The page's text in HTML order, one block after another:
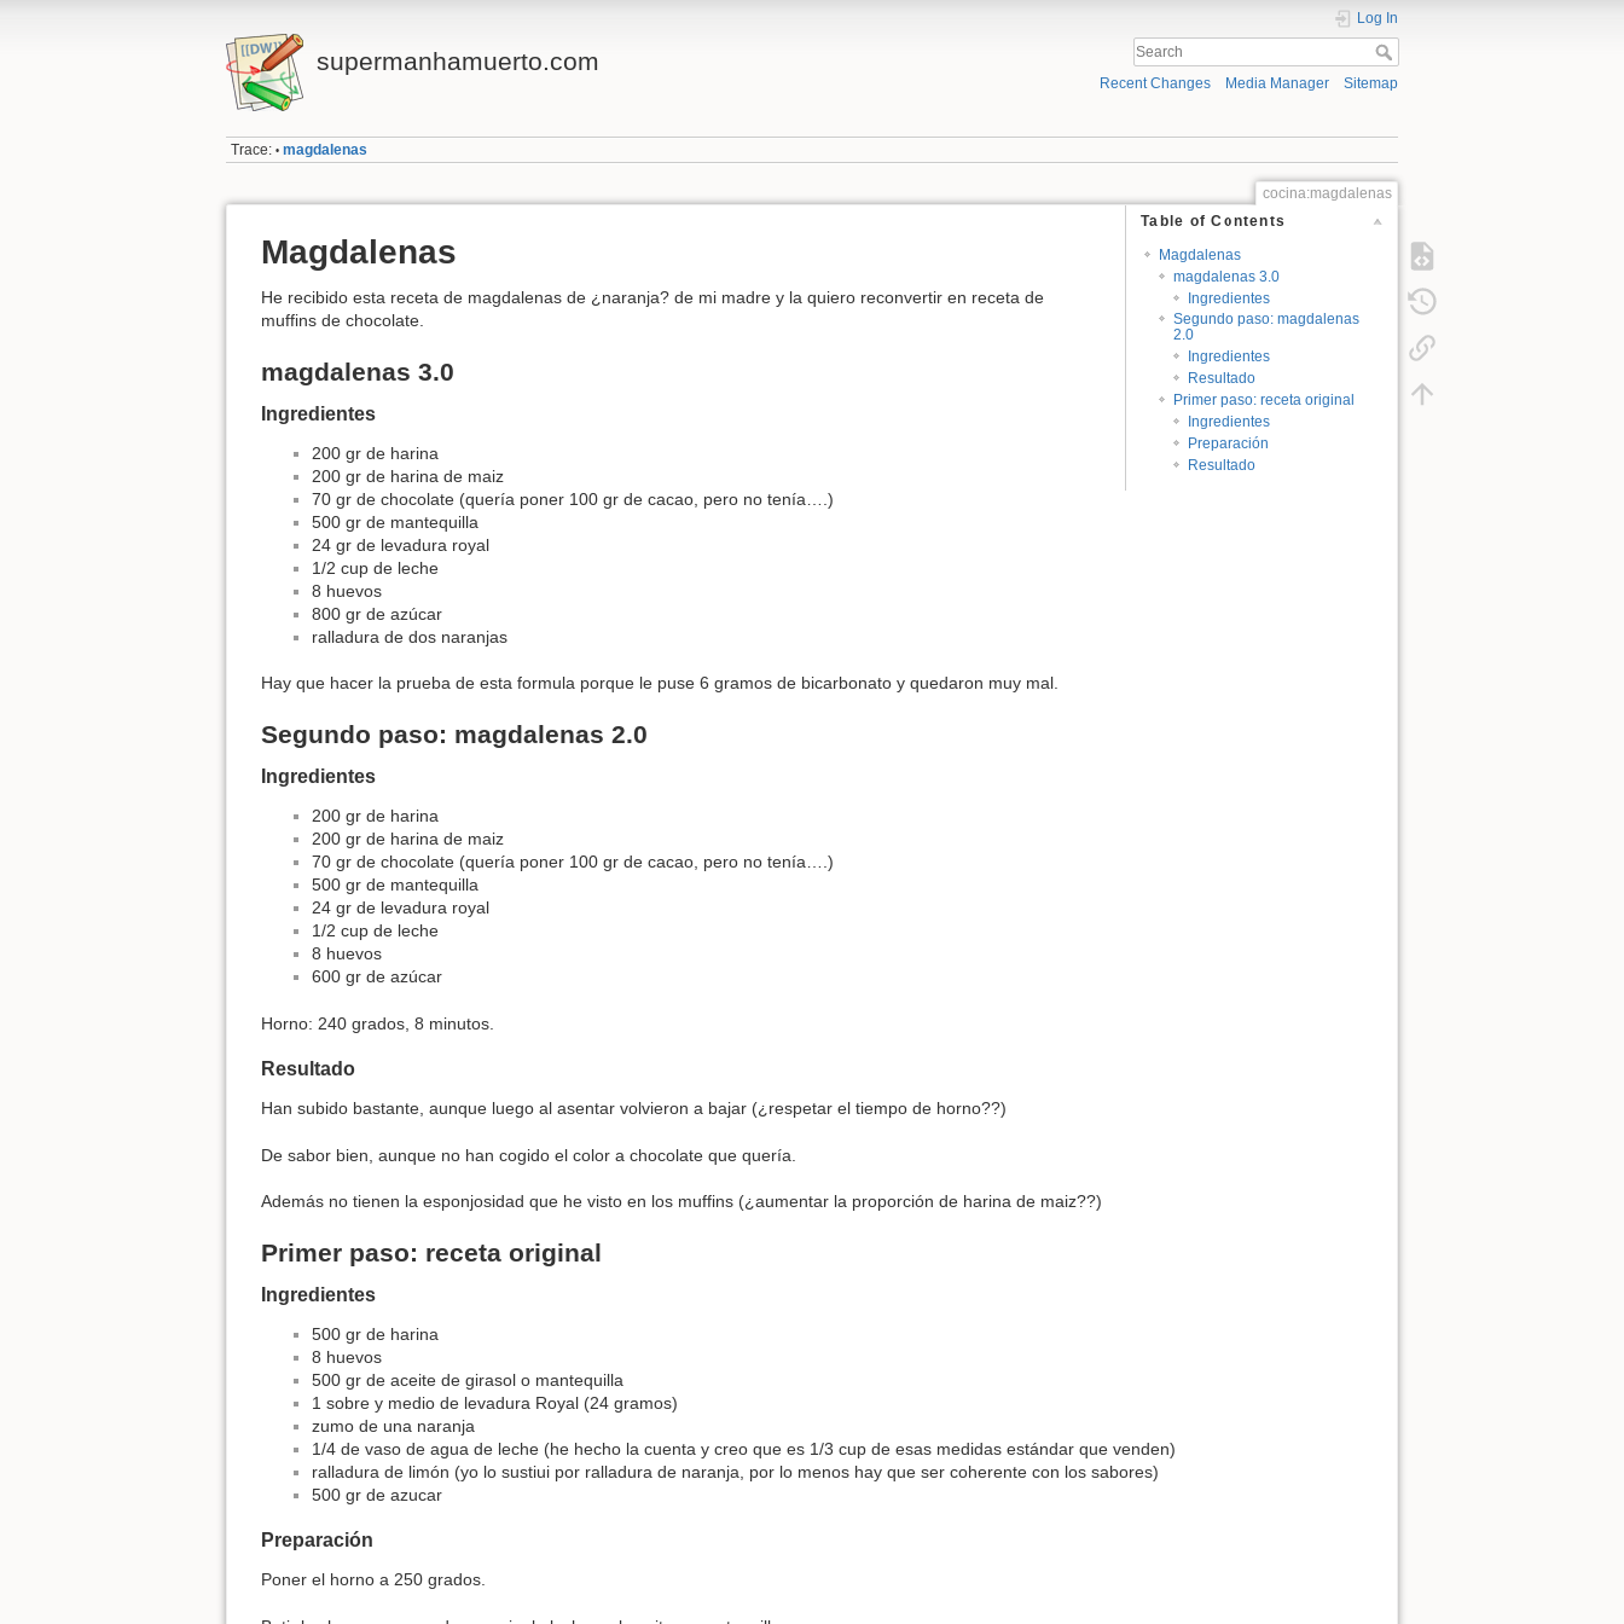
supermanhamuerto.com
Log In
Recent Changes Media Manager Sitemap
Trace: • magdalenas
cocina:magdalenas
Table of Contents
Magdalenas
magdalenas 3.0
Ingredientes
Segundo paso: magdalenas
2.0
Ingredientes
Resultado
Primer paso: receta original
Ingredientes
Preparación
Resultado
Magdalenas
He recibido esta receta de magdalenas de ¿naranja? de mi madre y la quiero reconvertir en receta de
muffins de chocolate.
magdalenas 3.0
Ingredientes
200 gr de harina
200 gr de harina de maiz
70 gr de chocolate (quería poner 100 gr de cacao, pero no tenía….)
500 gr de mantequilla
24 gr de levadura royal
1/2 cup de leche
8 huevos
800 gr de azúcar
ralladura de dos naranjas
Hay que hacer la prueba de esta formula porque le puse 6 gramos de bicarbonato y quedaron muy mal.
Segundo paso: magdalenas 2.0
Ingredientes
200 gr de harina
200 gr de harina de maiz
70 gr de chocolate (quería poner 100 gr de cacao, pero no tenía….)
500 gr de mantequilla
24 gr de levadura royal
1/2 cup de leche
8 huevos
600 gr de azúcar
Horno: 240 grados, 8 minutos.
Resultado
Han subido bastante, aunque luego al asentar volvieron a bajar (¿respetar el tiempo de horno??)
De sabor bien, aunque no han cogido el color a chocolate que quería.
Además no tienen la esponjosidad que he visto en los muffins (¿aumentar la proporción de harina de maiz??)
Primer paso: receta original
Ingredientes
500 gr de harina
8 huevos
500 gr de aceite de girasol o mantequilla
1 sobre y medio de levadura Royal (24 gramos)
zumo de una naranja
1/4 de vaso de agua de leche (he hecho la cuenta y creo que es 1/3 cup de esas medidas estándar que venden)
ralladura de limón (yo lo sustiui por ralladura de naranja, por lo menos hay que ser coherente con los sabores)
500 gr de azucar
Preparación
Poner el horno a 250 grados.